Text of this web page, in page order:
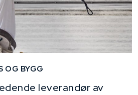
OG BYGG
leverandør av